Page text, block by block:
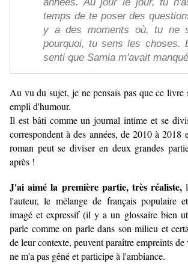
temps de te poser des
y a des moments où, tu ne
pourquoi, tu sens les choses.
senti que Samia m'avait
Au vu du sujet, je ne pensais pas que ce livre
empli d'humour.
Il est bâti comme un journal intime et se
correspondent à des années, de 2010 à 2018
roman peut se diviser en deux grandes
après !
J'ai aimé la première partie, très réaliste,
l'auteur, le mélange de français populaire
imagé et expressif (il y a un glossaire bien
parle comme on parle dans son milieu et
de leur contexte, peuvent paraître empreints
ne m'a pas gêné et participe à l'ambiance.